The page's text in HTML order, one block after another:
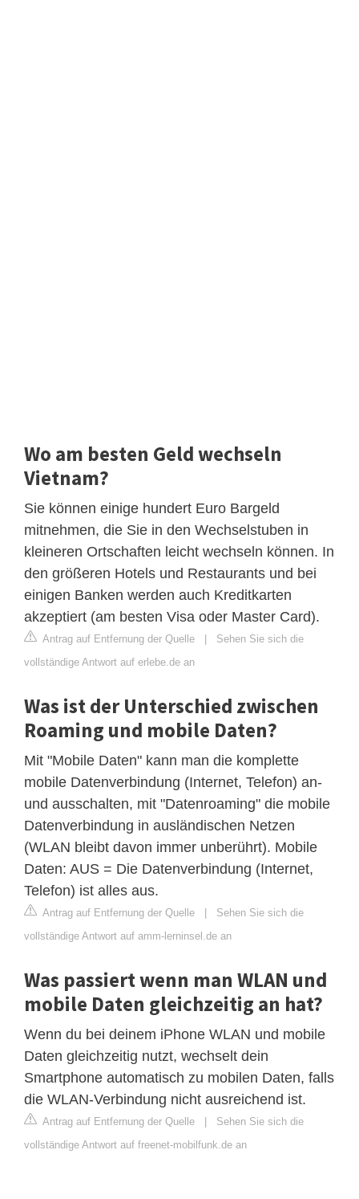
Wo am besten Geld wechseln
Vietnam?
Sie können einige hundert Euro Bargeld
mitnehmen, die Sie in den Wechselstuben in
kleineren Ortschaften leicht wechseln können. In
den größeren Hotels und Restaurants und bei
einigen Banken werden auch Kreditkarten
akzeptiert (am besten Visa oder Master Card).
Antrag auf Entfernung der Quelle | Sehen Sie sich die
vollständige Antwort auf erlebe.de an
Was ist der Unterschied zwischen
Roaming und mobile Daten?
Mit "Mobile Daten" kann man die komplette
mobile Datenverbindung (Internet, Telefon) an-
und ausschalten, mit "Datenroaming" die mobile
Datenverbindung in ausländischen Netzen
(WLAN bleibt davon immer unberührt). Mobile
Daten: AUS = Die Datenverbindung (Internet,
Telefon) ist alles aus.
Antrag auf Entfernung der Quelle | Sehen Sie sich die
vollständige Antwort auf amm-lerninsel.de an
Was passiert wenn man WLAN und
mobile Daten gleichzeitig an hat?
Wenn du bei deinem iPhone WLAN und mobile
Daten gleichzeitig nutzt, wechselt dein
Smartphone automatisch zu mobilen Daten, falls
die WLAN-Verbindung nicht ausreichend ist.
Antrag auf Entfernung der Quelle | Sehen Sie sich die
vollständige Antwort auf freenet-mobilfunk.de an